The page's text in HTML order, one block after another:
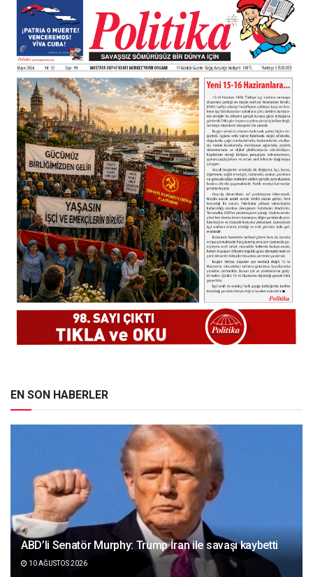
EN SON HABERLER
ABD’li Senatör Murphy: Trump İran ile savaşı kaybetti
10 AĞUSTOS 2026